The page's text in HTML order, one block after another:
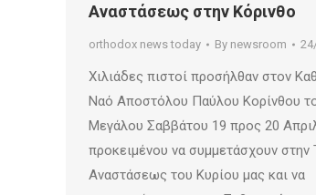
Αναστάσεως στην Κόρινθο
orthodox news today By newsroom
Χιλιάδες πιστοί προσήλθαν στον
Ναό Αποστόλου Παύλου Κορίνθου
Μεγάλου Σαββάτου 19 προς 20
προκειμένου να συμμετάσχουν στην
Αναστάσεως του Κυρίου μας και να